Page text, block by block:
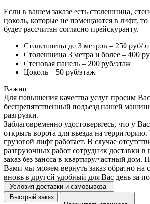
Если в вашем заказе есть столешница,
цоколь, которые не помещаются в лифт, то
будет рассчитан согласно прейскуранту.
Столешница до 3 метров – 250 руб/
Столешница 3 метра и более – 400
Стеновая панель – 200 руб/этаж
Цоколь – 50 руб/этаж
Важно
Для повышения качества услуг просим
беспрепятственный подъезд нашей
разгрузки.
Заблаговременно удостоверьтесь, что у
открыть ворота для въезда на территорию.
грузовой лифт работает. В случае
разгрузочных работ сотрудник доставки в
заказ без заноса в квартиру/частный дом.
Вами мы можем вернуть заказ обратно на
вновь в другой удобный для Вас день за
Условия доставки и самовывоза
Быстрый заказ